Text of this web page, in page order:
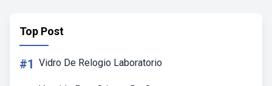
Top Post
#1 Vidro De Relogio Laboratorio